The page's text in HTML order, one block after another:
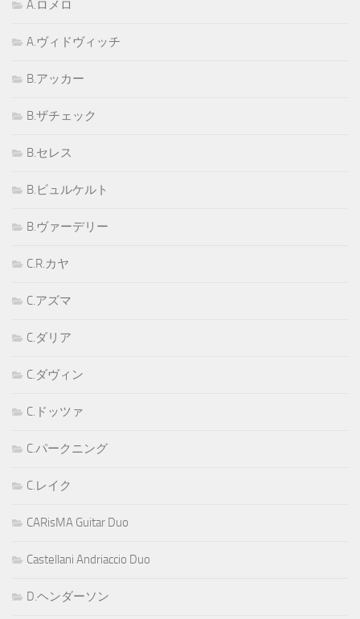
A.ロメロ
A.ヴィドヴィッチ
B.アッカー
B.ザチェック
B.セレス
B.ビュルケルト
B.ヴァーデリー
C.R.カヤ
C.アズマ
C.ダリア
C.ダヴィン
C.ドッツァ
C.パークニング
C.レイク
CARisMA Guitar Duo
Castellani Andriaccio Duo
D.ヘンダーソン